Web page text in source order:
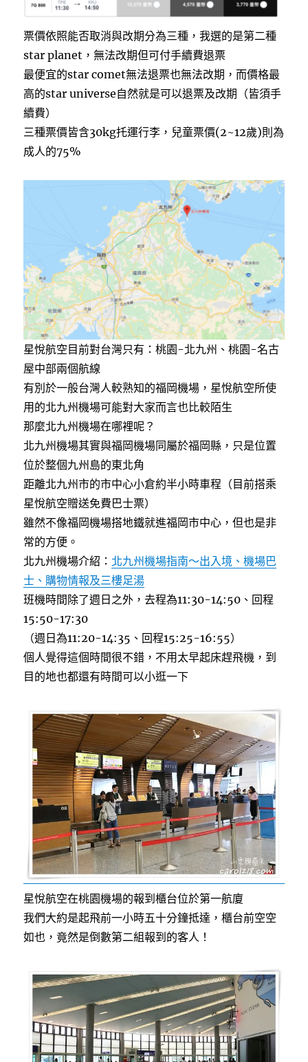
票價依照能否取消與改期分為三種，我選的是第二種
star planet，無法改期但可付手續費退票
最便宜的star comet無法退票也無法改期，而價格最
高的star universe自然就是可以退票及改期（皆須手
續費）
三種票價皆含30kg托運行李，兒童票價(2~12歲)則為
成人的75%
星悅航空目前對台灣只有：桃園-北九州、桃園-名古
屋中部兩個航線
有別於一般台灣人較熟知的福岡機場，星悅航空所使
用的北九州機場可能對大家而言也比較陌生
那麼北九州機場在哪裡呢？
北九州機場其實與福岡機場同屬於福岡縣，只是位置
位於整個九州島的東北角
距離北九州市的市中心小倉約半小時車程（目前搭乘
星悅航空贈送免費巴士票）
雖然不像福岡機場搭地鐵就進福岡市中心，但也是非
常的方便。
北九州機場介紹： 北九州機場指南～出入境、機場巴
士、購物情報及三樓足湯
班機時間除了週日之外，去程為11:30-14:50、回程
15:50-17:30
（週日為11:20-14:35、回程15:25-16:55）
個人覺得這個時間很不錯，不用太早起床趕飛機，到
目的地也都還有時間可以小逛一下
星悅航空在桃園機場的報到櫃台位於第一航廈
我們大約是起飛前一小時五十分鐘抵達，櫃台前空空
如也，竟然是倒數第二組報到的客人！